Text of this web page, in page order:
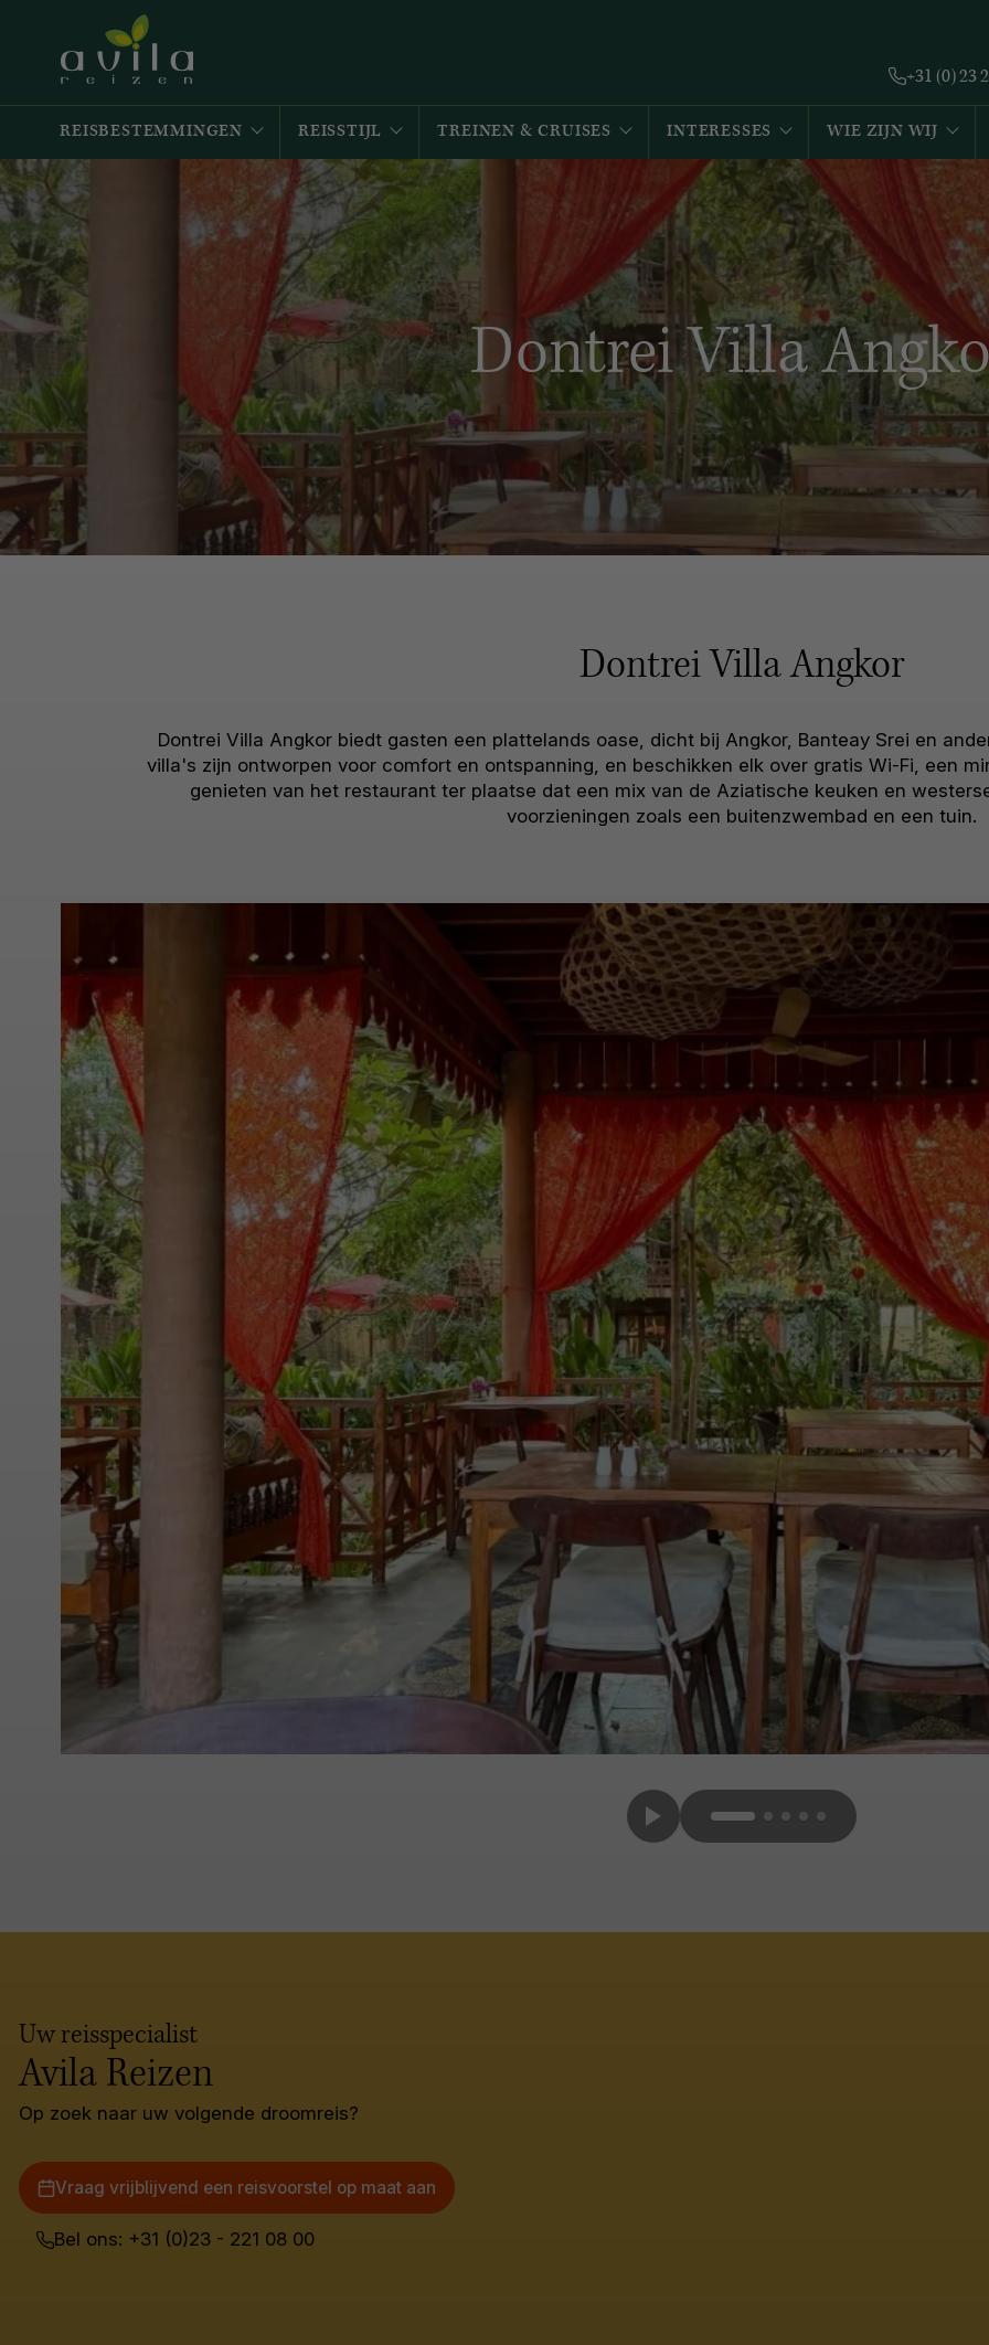
+31 (0) 23
REISBESTEMMINGEN REISSTIJL TREINEN & CRUISES INTERESSES WIE ZIJN WIJ
Dontrei Villa
Dontrei Villa Angkor
Dontrei Villa Angkor biedt gasten een plattelands oase, dicht bij Angkor, Banteay Srei en
villa's zijn ontworpen voor comfort en ontspanning, en beschikken elk over gratis Wi-Fi, een
genieten van het restaurant ter plaatse dat een mix van de Aziatische keuken en
voorzieningen zoals een buitenzwembad en een tuin.
Uw reisspecialist
Avila Reizen
Op zoek naar uw volgende droomreis?
Vraag vrijblijvend een reisvoorstel op maat aan
Bel ons: +31 (0)23 - 221 08 00